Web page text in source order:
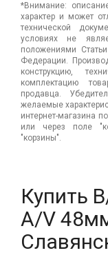
*Внимание:
характер и может
технической
условиях не
положениями
Федерации.
конструкцию,
комплектацию
продавца.
желаемые
интернет-магазина
или через поле
"корзины".
Купить
A/V